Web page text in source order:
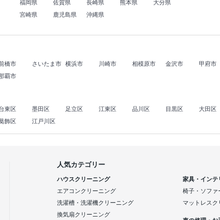
福岡県 佐賀県 長崎県 熊本県
大分県
宮崎県
鹿児島県 沖縄県
橋市 さいたま市 横浜市 川崎市 相模原市 金沢市
甲府市
覇市
東区 墨田区 足立区 江東区 品川区 目黒区
大田区
飾区
江戸川区
人気カテゴリー
ハウスクリーニング
エアコンクリーニング
洗濯槽・洗濯機クリーニング
換気扇クリーニング
家具・インテ
椅子・ソファ
マットレスク